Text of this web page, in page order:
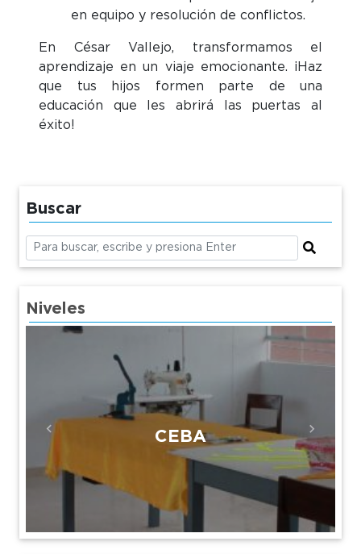
en equipo y resolución de conflictos.
En César Vallejo, transformamos el
aprendizaje en un viaje emocionante. ¡Haz
que tus hijos formen parte de una
educación que les abrirá las puertas al
éxito!
Buscar
Niveles
CEBA
Previous Next